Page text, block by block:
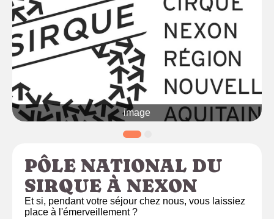
image
PÔLE NATIONAL DU
SIRQUE À NEXON
Et si, pendant votre séjour chez nous, vous laissiez
place à l'émerveillement ?